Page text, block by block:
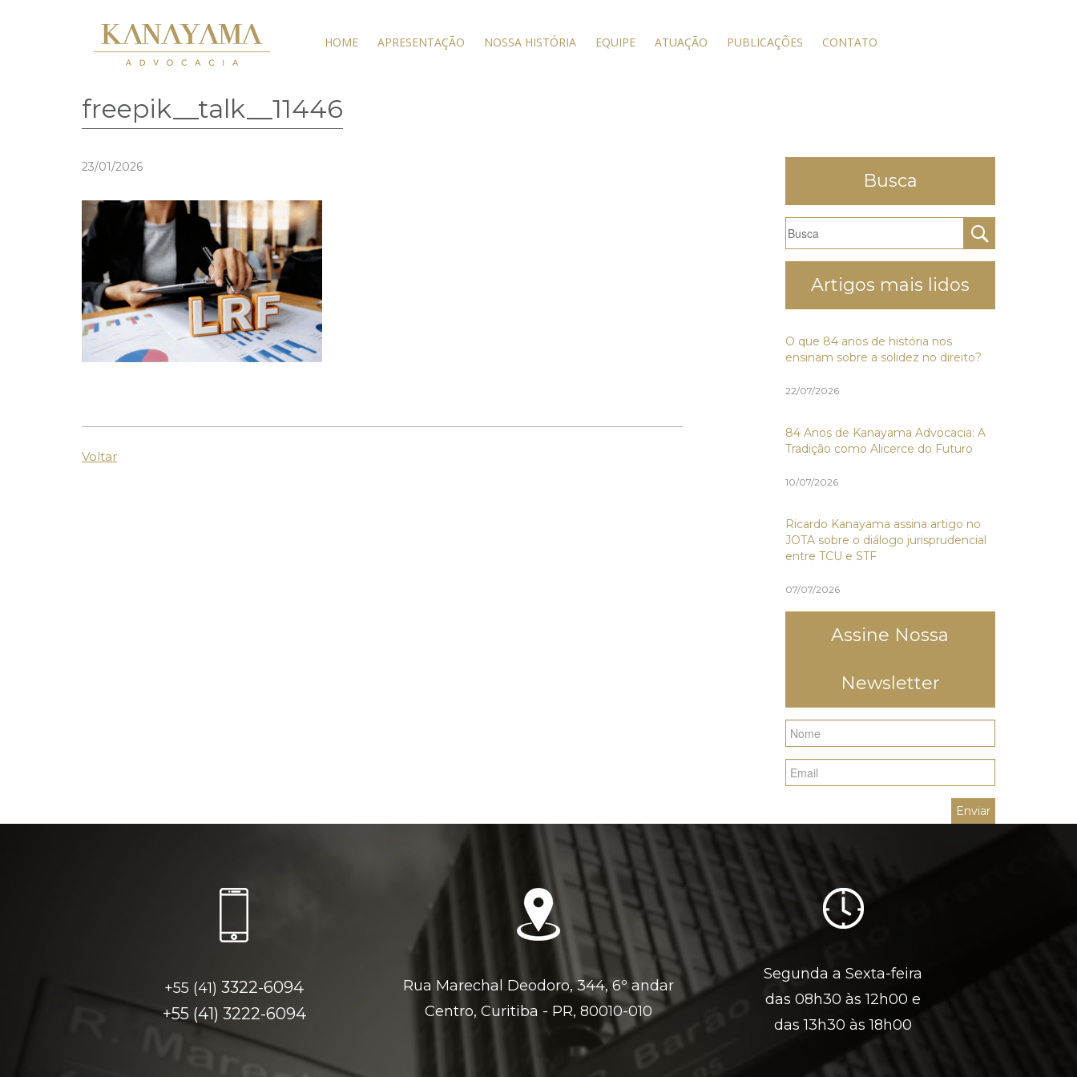
HOME APRESENTAÇÃO NOSSA HISTÓRIA EQUIPE ATUAÇÃO PUBLICAÇÕES CONTATO
freepik__talk__11446
23/01/2026
Voltar
Busca
Artigos mais lidos
O que 84 anos de história nos
ensinam sobre a solidez no direito?
22/07/2026
84 Anos de Kanayama Advocacia: A
Tradição como Alicerce do Futuro
10/07/2026
Ricardo Kanayama assina artigo no
JOTA sobre o diálogo jurisprudencial
entre TCU e STF
07/07/2026
Assine Nossa
Newsletter
+55 (41) 3322-6094
+55 (41) 3222-6094
Rua Marechal Deodoro, 344, 6º andar
Centro, Curitiba - PR, 80010-010
Segunda a Sexta-feira
das 08h30 às 12h00 e
das 13h30 às 18h00